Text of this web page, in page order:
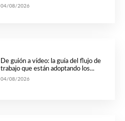
04/08/2026
De guión a vídeo: la guía del flujo de
trabajo que están adoptando los...
04/08/2026